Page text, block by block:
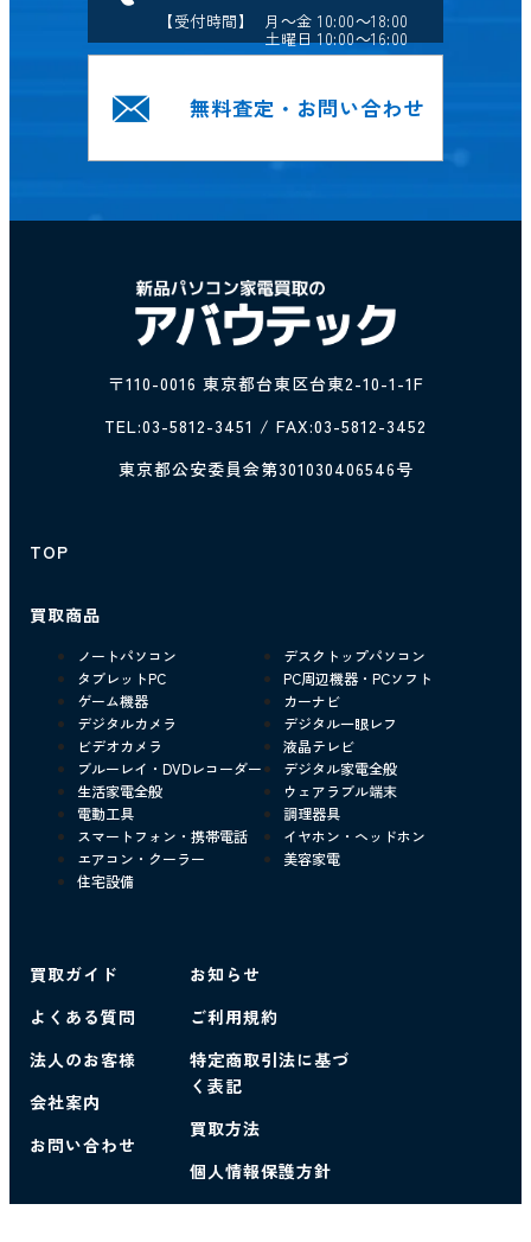
【受付時間】 月～金 10:00～18:00
土曜日 10:00～16:00
無料査定・お問い合わせ
〒110-0016 東京都台東区台東2-10-1-1F
TEL:03-5812-3451 / FAX:03-5812-3452
東京都公安委員会第301030406546号
TOP
買取商品
ノートパソコン
デスクトップパソコン
タブレットPC
PC周辺機器・PCソフト
ゲーム機器
カーナビ
デジタルカメラ
デジタル一眼レフ
ビデオカメラ
液晶テレビ
ブルーレイ・DVDレコーダー
デジタル家電全般
生活家電全般
ウェアラブル端末
電動工具
調理器具
スマートフォン・携帯電話
イヤホン・ヘッドホン
エアコン・クーラー
美容家電
住宅設備
買取ガイド
よくある質問
法人のお客様
会社案内
お問い合わせ
お知らせ
ご利用規約
特定商取引法に基づ
く表記
買取方法
個人情報保護方針